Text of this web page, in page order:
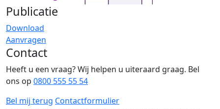
Publicatie
Download
Aanvragen
Contact
Heeft u een vraag? Wij helpen u uiteraard graag. Bel
ons op 0800 555 55 54
Bel mij terug Contactformulier